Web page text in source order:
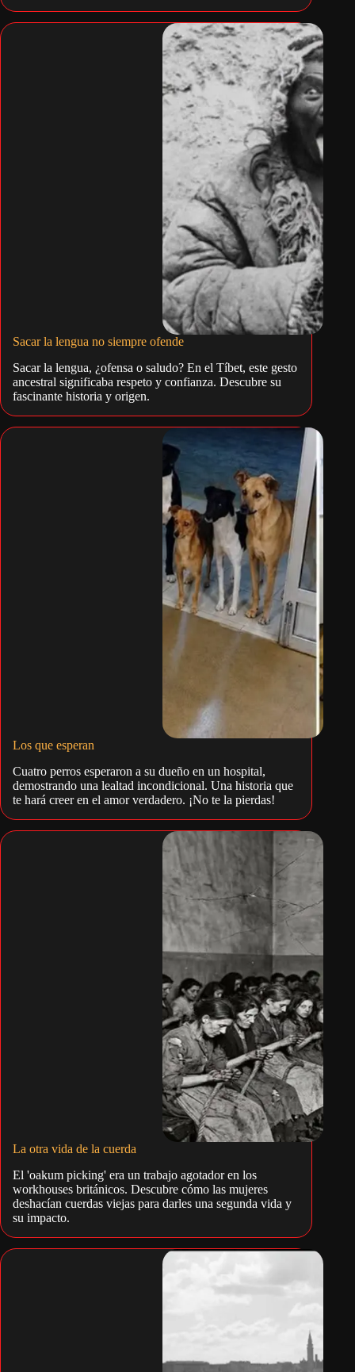
Sacar la lengua no siempre ofende
Sacar la lengua, ¿ofensa o saludo? En el Tíbet, este gesto
ancestral significaba respeto y confianza. Descubre su
fascinante historia y origen.
Los que esperan
Cuatro perros esperaron a su dueño en un hospital,
demostrando una lealtad incondicional. Una historia que
te hará creer en el amor verdadero. ¡No te la pierdas!
La otra vida de la cuerda
El 'oakum picking' era un trabajo agotador en los
workhouses británicos. Descubre cómo las mujeres
deshacían cuerdas viejas para darles una segunda vida y
su impacto.